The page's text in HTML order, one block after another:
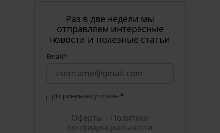
Раз в две недели мы
отправляем интересные
новости и полезные статьи
Email*
Я принимаю условия *
Оферты | Политики
конфиденциальности